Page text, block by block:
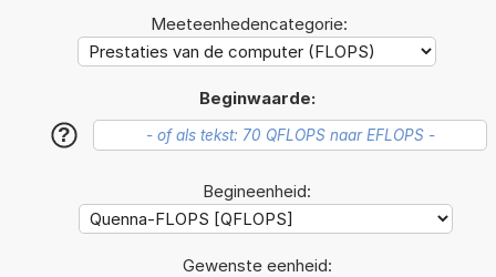
Meeteenhedencategorie:
Beginwaarde:
?
Begineenheid:
Gewenste eenheid: